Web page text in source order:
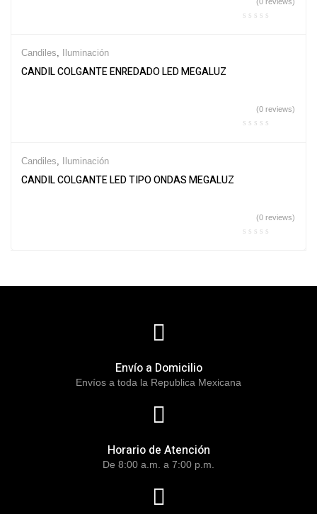
Candiles, Iluminación
CANDIL COLGANTE ENREDADO LED MEGALUZ
(0 reviews)
Candiles Iluminación
CANDIL COLGANTE LED TIPO ONDAS MEGALUZ
(0 reviews)
Envío a Domicilio
Envíos a toda la Republica Mexicana
Horario de Atención
De 8:00 a.m. a 7:00 p.m.